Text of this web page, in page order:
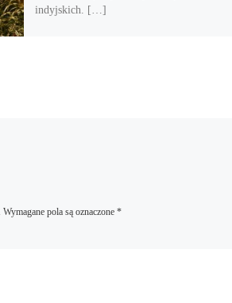
indyjskich. […]
Wymagane pola są oznaczone *